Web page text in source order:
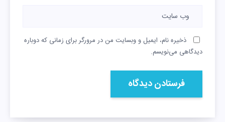
ذخیره نام، ایمیل و وبسایت من در مرورگر برای زمانی که دوباره
دیدگاهی می‌نویسم.